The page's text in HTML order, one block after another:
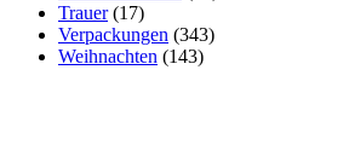
Trauer(17)
Verpackungen (343)
Weihnachten (143)